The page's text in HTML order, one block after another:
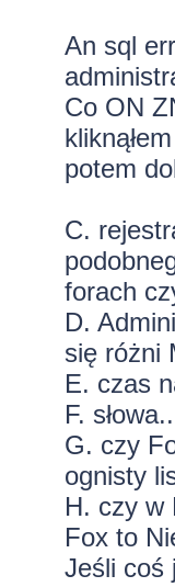
An sql
Co ON
potem
C.
forach
D.
się różni
E. czas
F.
G. czy
ognisty
H. czy w
Fox to
Jeśli coś